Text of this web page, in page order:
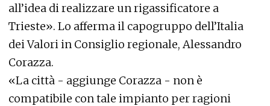
all’idea di realizzare un rigassificatore a
Trieste». Lo afferma il capogruppo dell’Italia
dei Valori in Consiglio regionale, Alessandro
Corazza.
«La città - aggiunge Corazza - non è
compatibile con tale impianto per ragioni